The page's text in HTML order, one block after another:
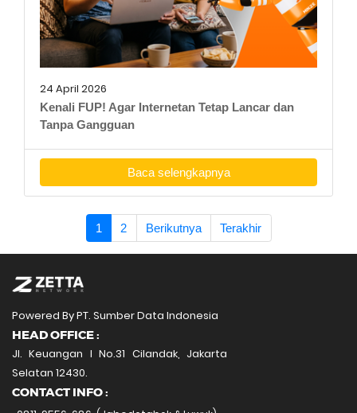
24 April 2026
Kenali FUP! Agar Internetan Tetap Lancar dan
Tanpa Gangguan
Baca selengkapnya
1 2 Berikutnya Terakhir
Powered By PT. Sumber Data Indonesia
HEAD OFFICE :
Jl. Keuangan I No.31 Cilandak, Jakarta
Selatan 12430.
CONTACT INFO :